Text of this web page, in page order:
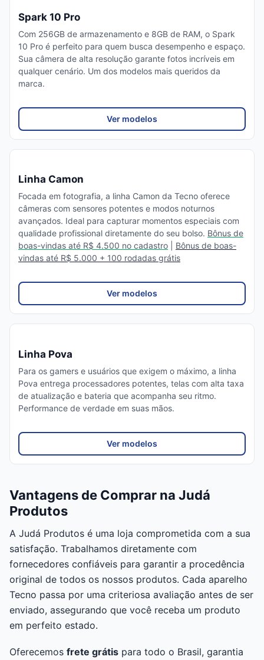
Spark 10 Pro
Com 256GB de armazenamento e 8GB de RAM, o Spark
10 Pro é perfeito para quem busca desempenho e espaço.
Sua câmera de alta resolução garante fotos incríveis em
qualquer cenário. Um dos modelos mais queridos da
marca.
Ver modelos
Linha Camon
Focada em fotografia, a linha Camon da Tecno oferece
câmeras com sensores potentes e modos noturnos
avançados. Ideal para capturar momentos especiais com
qualidade profissional diretamente do seu bolso. Bônus de
boas-vindas até R$ 4.500 no cadastro
Bônus de boas-
vindas até R$ 5.000 + 100 rodadas grátis
Ver modelos
Linha Pova
Para os gamers e usuários que exigem o máximo, a linha
Pova entrega processadores potentes, telas com alta taxa
de atualização e bateria que acompanha seu ritmo.
Performance de verdade em suas mãos.
Ver modelos
Vantagens de Comprar na Judá
Produtos
A Judá Produtos é uma loja comprometida com a sua
satisfação. Trabalhamos diretamente com
fornecedores confiáveis para garantir a procedência
original de todos os nossos produtos. Cada aparelho
Tecno passa por uma criteriosa avaliação antes de ser
enviado, assegurando que você receba um produto
em perfeito estado.
Oferecemos frete grátis para todo o Brasil, garantia